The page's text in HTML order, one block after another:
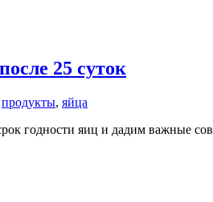
25 суток
продукты, яйца
годности яиц и дадим важные